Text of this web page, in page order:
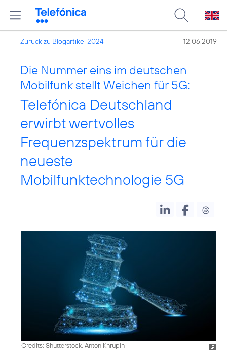
Zurück zu Blogartikel 2024 12.06.2019
Die Nummer eins im deutschen
Mobilfunk stellt Weichen für 5G:
Telefónica Deutschland
erwirbt wertvolles
Frequenzspektrum für die
neueste
Mobilfunktechnologie 5G
Credits: Shutterstock, Anton Khrupin